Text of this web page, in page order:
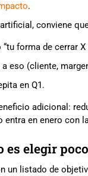
.
conviene
“tu forma de cerrar X
eso (cliente,
en Q1.
adicional:
entra en enero con
es elegir
un listado de